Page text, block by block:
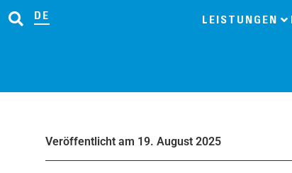
DE LEISTUNGEN
Veröffentlicht am 19. August 2025